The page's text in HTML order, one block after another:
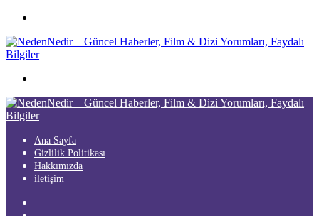
...
Ana Sayfa
Gizlilik Politikası
Hakkımızda
iletişim